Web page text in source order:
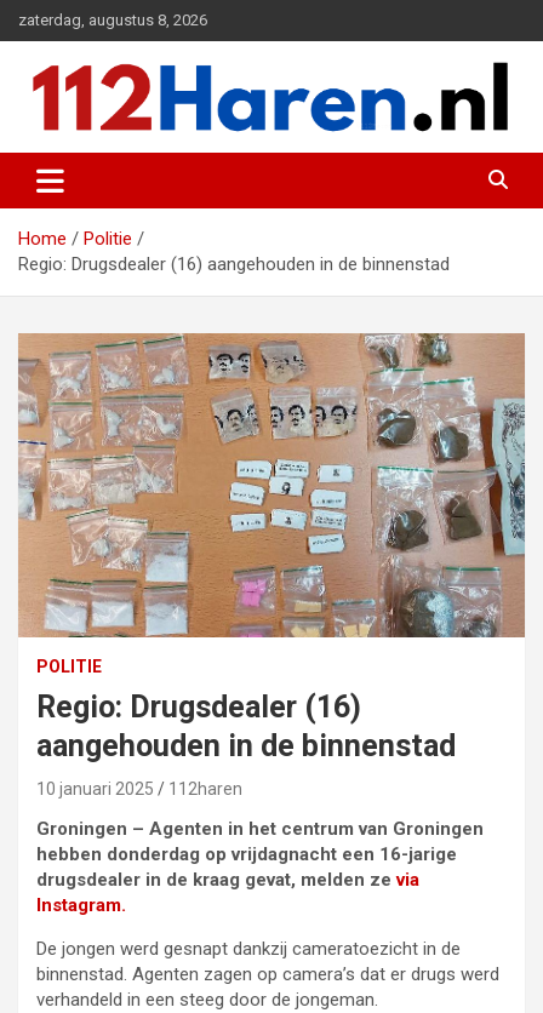
naar
inhoud
zaterdag, augustus 8, 2026
112 Haren.nl
Home
Politie
Regio: Drugsdealer (16) aangehouden in de binnenstad
POLITIE
Regio: Drugsdealer (16)
aangehouden in de binnenstad
10 januari 2025 112haren
Groningen – Agenten in het centrum van Groningen
hebben donderdag op vrijdagnacht een 16-jarige
drugsdealer in de kraag gevat, melden ze via
Instagram.
De jongen werd gesnapt dankzij cameratoezicht in de
binnenstad. Agenten zagen op camera’s dat er drugs werd
verhandeld in een steeg door de jongeman.